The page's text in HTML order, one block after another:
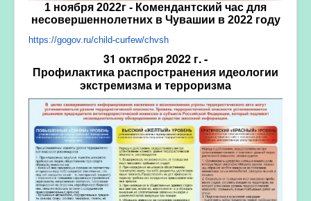
1 ноября 2022г - Комендантский час для
несовершеннолетних в Чувашии в 2022 году
https://gogov.ru/child-curfew/chvsh
31 октября 2022 г. -
Профилактика распространения идеологии
экстремизма и терроризма